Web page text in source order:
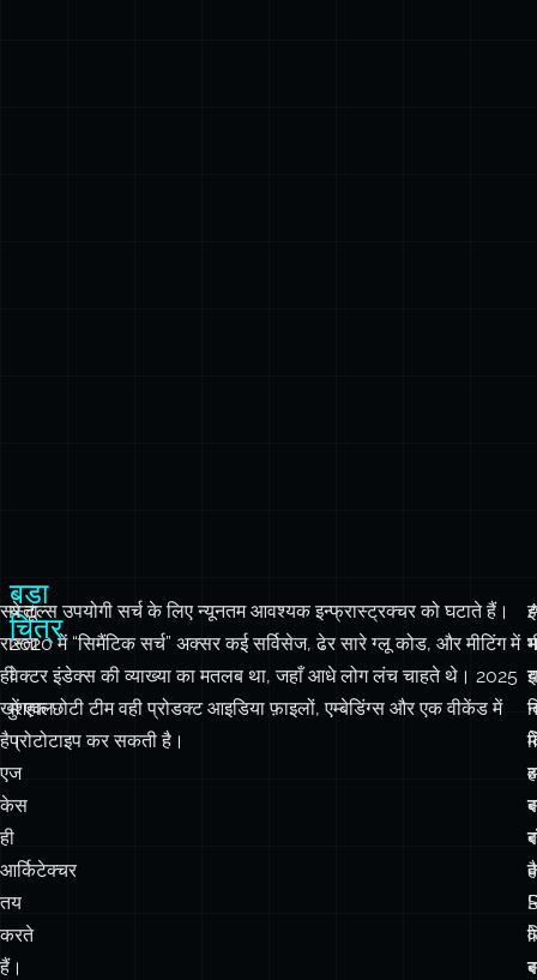
सस्ता
रास्ता
ही
खुशहाल
है।
एज
केस
बड़ा
चित्र
ये टूल्स उपयोगी सर्च के लिए न्यूनतम आवश्यक इन्फ्रास्ट्रक्चर को घटाते हैं।
2020 में “सिमैंटिक सर्च” अक्सर कई सर्विसेज, ढेर सारे ग्लू कोड, और मीटिंग में
वेक्टर इंडेक्स की व्याख्या का मतलब था, जहाँ आधे लोग लंच चाहते थे। 2025
में एक छोटी टीम वही प्रोडक्ट आइडिया फ़ाइलों, एम्बेडिंग्स और एक वीकेंड में
प्रोटोटाइप कर सकती है।
में